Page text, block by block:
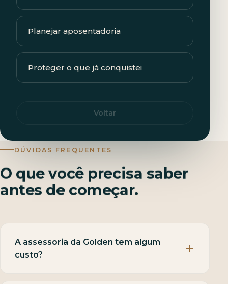
Planejar aposentadoria
Proteger o que já conquistei
Voltar
DÚVIDAS FREQUENTES
O que você precisa saber
antes de começar.
A assessoria da Golden tem algum
custo?